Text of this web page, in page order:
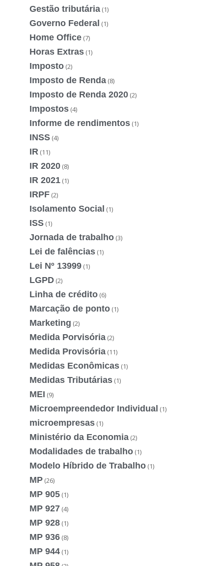
Gestão tributária (1)
Governo Federal (1)
Home Office (7)
Horas Extras (1)
Imposto (2)
Imposto de Renda (8)
Imposto de Renda 2020 (2)
Impostos (4)
Informe de rendimentos (1)
INSS (4)
IR (11)
IR 2020 (8)
IR 2021 (1)
IRPF (2)
Isolamento Social (1)
ISS (1)
Jornada de trabalho (3)
Lei de falências (1)
Lei Nº 13999 (1)
LGPD (2)
Linha de crédito (6)
Marcação de ponto (1)
Marketing (2)
Medida Porvisória (2)
Medida Provisória (11)
Medidas Econômicas (1)
Medidas Tributárias (1)
MEI (9)
Microempreendedor Individual (1)
microempresas (1)
Ministério da Economia (2)
Modalidades de trabalho (1)
Modelo Híbrido de Trabalho (1)
MP (26)
MP 905 (1)
MP 927 (4)
MP 928 (1)
MP 936 (8)
MP 944 (1)